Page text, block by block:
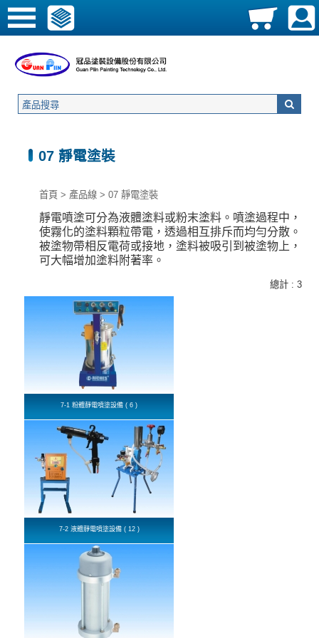
07 靜電塗裝
首頁 > 產品線 > 07 靜電塗裝
靜電噴塗可分為液體塗料或粉末塗料 。噴塗過程中，
使霧化的塗料顆粒帶電，透過相互排斥而均勻分散。
被塗物帶相反電荷或接地，塗料被吸引到被塗物上，
可大幅增加塗料附著率。
總計 : 3
7-1 粉體靜電噴塗設備 ( 6 )
7-2 液體靜電噴塗設備 ( 12 )